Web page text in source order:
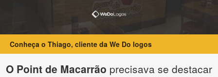
Conheça o Thiago, cliente da We Do logos
O Point de Macarrão precisava se destacar